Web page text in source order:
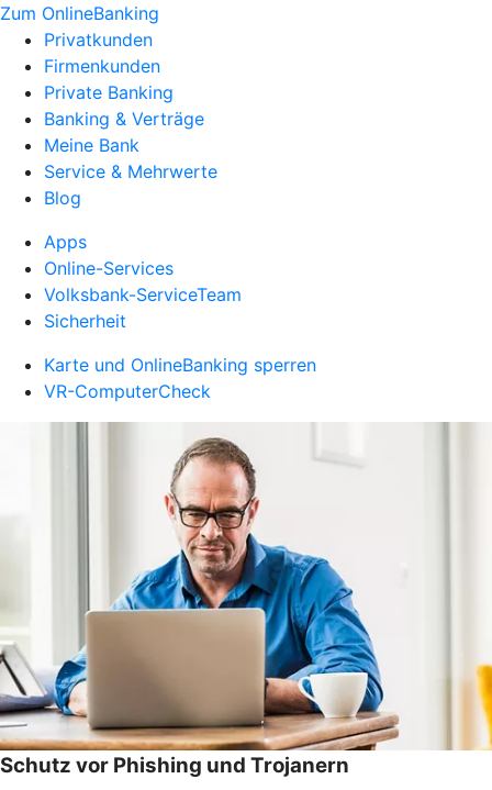
Zum OnlineBanking
Privatkunden
Firmenkunden
Private Banking
Banking & Verträge
Meine Bank
Service & Mehrwerte
Blog
Apps
Online-Services
Volksbank-ServiceTeam
Sicherheit
Karte und OnlineBanking sperren
VR-ComputerCheck
Schutz vor Phishing und Trojanern